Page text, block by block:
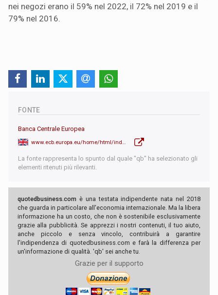
nei negozi erano il 59% nel 2022, il 72% nel 2019 e il
79% nel 2016.
FONTE
Banca Centrale Europea
La fonte rappresenta lo spunto dal quale "qb" ha selezionato gli
elementi ritenuti più rilevanti.
quotedbusiness.com è una testata indipendente nata nel 2018
che guarda in particolare all'economia internazionale. Ma la libera
informazione ha un costo, che non è sostenibile esclusivamente
grazie alla pubblicità. Se apprezzi i nostri contenuti, il tuo aiuto,
anche piccolo e senza vincolo, contribuirà a garantire
l'indipendenza di quotedbusiness.com e farà la differenza per
un'informazione di qualità. 'qb' sei anche tu.
Grazie per il supporto